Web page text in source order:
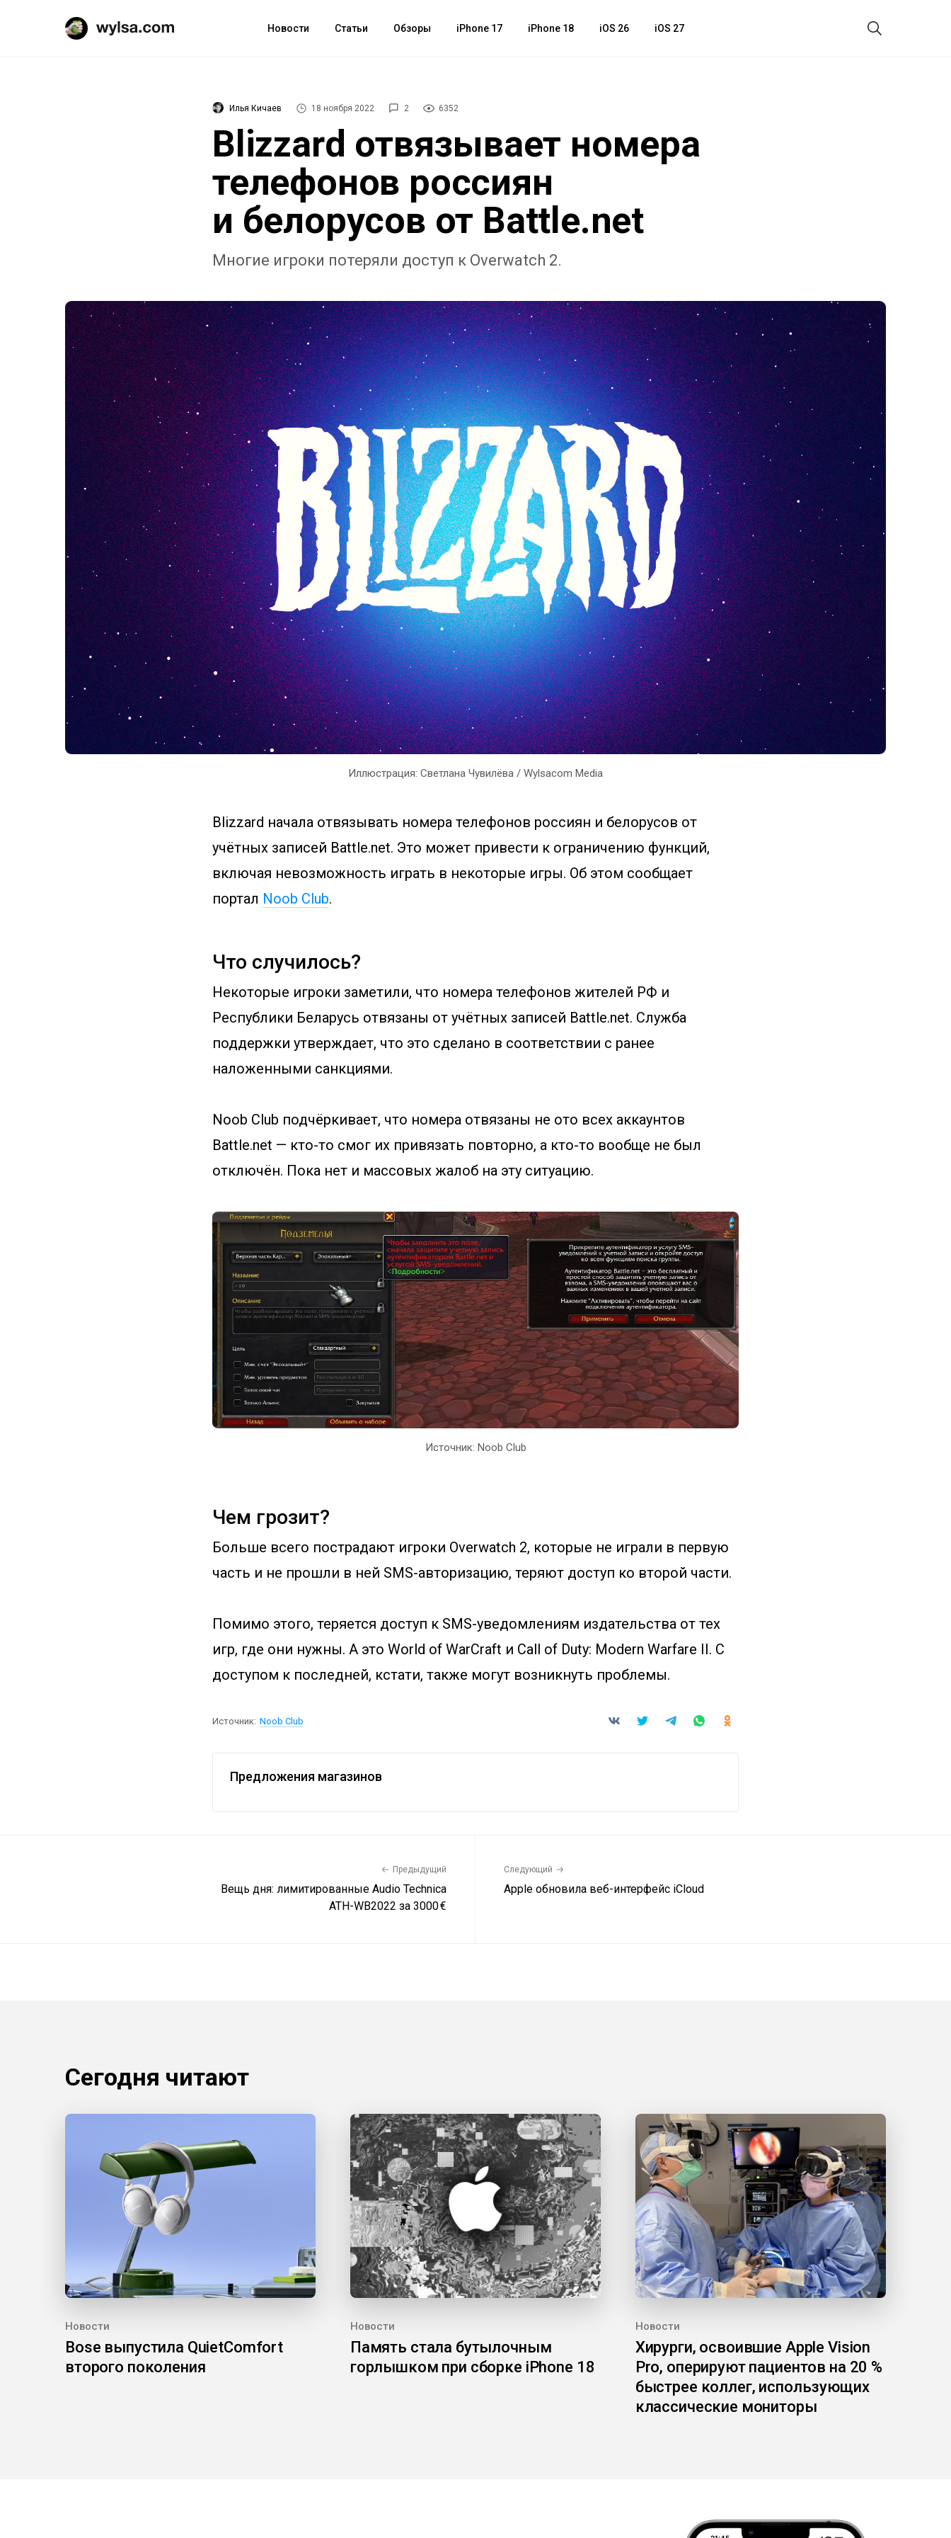
Новости Статьи Обзоры iPhone 17 iPhone 18 iOS 26 iOS 27
Илья Кичаев 18 ноября 2022 2 6352
Blizzard отвязывает номера
телефонов россиян
и белорусов от Battle.net
Многие игроки потеряли доступ к Overwatch 2.
Иллюстрация: Светлана Чувилёва / Wylsacom Media
Blizzard начала отвязывать номера телефонов россиян и белорусов от
учётных записей Battle.net. Это может привести к ограничению функций,
включая невозможность играть в некоторые игры. Об этом сообщает
портал Noob Club.
Что случилось?
Некоторые игроки заметили, что номера телефонов жителей РФ и
Республики Беларусь отвязаны от учётных записей Battle.net. Служба
поддержки утверждает, что это сделано в соответствии с ранее
наложенными санкциями.
Noob Club подчёркивает, что номера отвязаны не ото всех аккаунтов
Battle.net — кто-то смог их привязать повторно, а кто-то вообще не был
отключён. Пока нет и массовых жалоб на эту ситуацию.
Источник: Noob Club
Чем грозит?
Больше всего пострадают игроки Overwatch 2, которые не играли в первую
часть и не прошли в ней SMS-авторизацию, теряют доступ ко второй части.
Помимо этого, теряется доступ к SMS-уведомлениям издательства от тех
игр, где они нужны. А это World of WarCraft и Call of Duty: Modern Warfare II. С
доступом к последней, кстати, также могут возникнуть проблемы.
Источник: Noob Club
Предложения магазинов
Предыдущий
Вещь дня: лимитированные Audio Technica
ATH-WB2022 за 3000 €
Следующий
Apple обновила веб-интерфейс iCloud
Сегодня читают
Новости
Bose выпустила QuietComfort
второго поколения
Новости
Память стала бутылочным
горлышком при сборке iPhone 18
Новости
Хирурги, освоившие Apple Vision
Pro, оперируют пациентов на 20 %
быстрее коллег, использующих
классические мониторы